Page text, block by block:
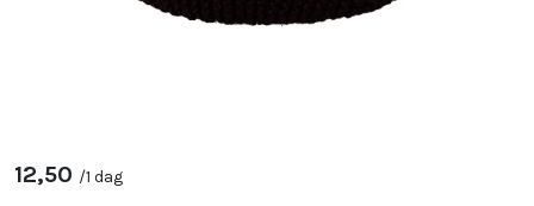
12,50 /1 dag